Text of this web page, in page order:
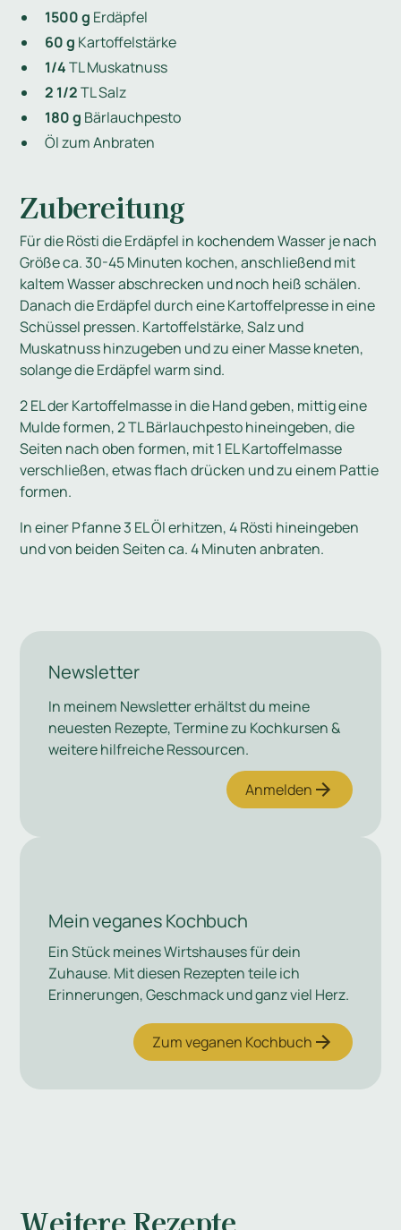
1500 g Erdäpfel
60 g Kartoffelstärke
1/4TL Muskatnuss
2 1/2TL Salz
180 g Bärlauchpesto
Öl zum Anbraten
Zubereitung
Für die Rösti die Erdäpfel in kochendem Wasser je nach
Größe ca. 30-45 Minuten kochen, anschließend mit
kaltem Wasser abschrecken und noch heiß schälen.
Danach die Erdäpfel durch eine Kartoffelpresse in eine
Schüssel pressen. Kartoffelstärke, Salz und
Muskatnuss hinzugeben und zu einer Masse kneten,
solange die Erdäpfel warm sind.
2 EL der Kartoffelmasse in die Hand geben, mittig eine
Mulde formen, 2 TL Bärlauchpesto hineingeben, die
Seiten nach oben formen, mit 1 EL Kartoffelmasse
verschließen, etwas flach drücken und zu einem Pattie
formen.
In einer Pfanne 3 EL Öl erhitzen, 4 Rösti hineingeben
und von beiden Seiten ca. 4 Minuten anbraten.
Newsletter
In meinem Newsletter erhältst du meine
neuesten Rezepte, Termine zu Kochkursen &
weitere hilfreiche Ressourcen.
Anmelden
Mein veganes Kochbuch
Ein Stück meines Wirtshauses für dein
Zuhause. Mit diesen Rezepten teile ich
Erinnerungen, Geschmack und ganz viel Herz.
Zum veganen Kochbuch
Weitere Rezepte